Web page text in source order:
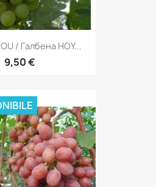
/ Галбена HOY...
9,50 €